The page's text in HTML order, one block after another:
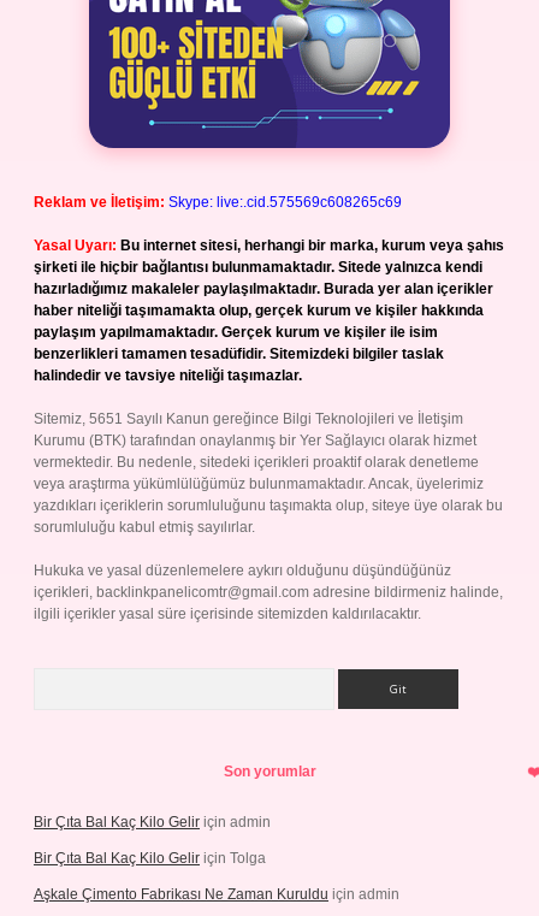
Reklam ve İletişim: Skype: live:.cid.575569c608265c69
Yasal Uyarı: Bu internet sitesi, herhangi bir marka, kurum veya şahıs
şirketi ile hiçbir bağlantısı bulunmamaktadır. Sitede yalnızca kendi
hazırladığımız makaleler paylaşılmaktadır. Burada yer alan içerikler
haber niteliği taşımamakta olup, gerçek kurum ve kişiler hakkında
paylaşım yapılmamaktadır. Gerçek kurum ve kişiler ile isim
benzerlikleri tamamen tesadüfidir. Sitemizdeki bilgiler taslak
halindedir ve tavsiye niteliği taşımazlar.
Sitemiz, 5651 Sayılı Kanun gereğince Bilgi Teknolojileri ve İletişim
Kurumu (BTK) tarafından onaylanmış bir Yer Sağlayıcı olarak hizmet
vermektedir. Bu nedenle, sitedeki içerikleri proaktif olarak denetleme
veya araştırma yükümlülüğümüz bulunmamaktadır. Ancak, üyelerimiz
yazdıkları içeriklerin sorumluluğunu taşımakta olup, siteye üye olarak bu
sorumluluğu kabul etmiş sayılırlar.
Hukuka ve yasal düzenlemelere aykırı olduğunu düşündüğünüz
içerikleri, backlinkpanelicomtr@gmail.com adresine bildirmeniz halinde,
ilgili içerikler yasal süre içerisinde sitemizden kaldırılacaktır.
Son yorumlar
Bir Çıta Bal Kaç Kilo Gelir için admin
Bir Çıta Bal Kaç Kilo Gelir için Tolga
Aşkale Çimento Fabrikası Ne Zaman Kuruldu için admin